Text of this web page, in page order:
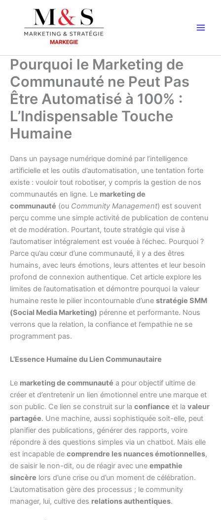
contenu
Pourquoi le Marketing de
Communauté ne Peut Pas
Être Automatisé à 100% :
L’Indispensable Touche
Humaine
Dans un paysage numérique dominé par l’intelligence
artificielle et les outils d’automatisation, une tentation forte
existe : vouloir tout robotiser, y compris la gestion de nos
communautés en ligne. Le marketing de
communauté (ou Community Management) est souvent
perçu comme une simple activité de publication de contenu
et de modération. Pourtant, toute stratégie qui vise à
l’automatiser intégralement est vouée à l’échec. Pourquoi ?
Parce qu’au cœur d’une communauté, il y a des êtres
humains, avec leurs émotions, leurs attentes et leur besoin
profond de connexion authentique. Cet article explore les
limites de l’automatisation et démontre pourquoi la valeur
humaine reste le pilier incontournable d’une stratégie SMM
(Social Media Marketing) pérenne et performante. Nous
verrons que la relation, la confiance et l’empathie ne se
programment pas.
L’Essence Humaine du Lien Communautaire
Le marketing de communauté a pour objectif ultime de
créer et d’entretenir un lien émotionnel entre une marque et
son public. Ce lien se construit sur la confiance et la valeur
partagée. Une machine, aussi sophistiquée soit-elle, peut
planifier des publications, générer des rapports, voire
répondre à des questions simples via un chatbot. Mais elle
est incapable de comprendre les nuances émotionnelles,
de saisir le non-dit, ou de réagir avec une empathie
sincère lors d’une crise ou d’un moment de célébration.
L’automatisation gère des processus ; le community
manager, lui, cultive des relations authentiques.